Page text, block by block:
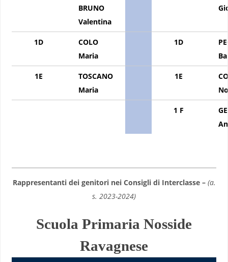
BRUNO
Valentina
1D
COLO
Maria
1D
1E
TOSCANO
Maria
1E
1 F
Rappresentanti dei genitori nei Consigli di Interclasse – (a.
s. 2023-2024)
Scuola Primaria Nosside
Ravagnese